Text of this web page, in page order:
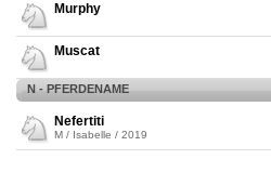
Murphy
Muscat
N - PFERDENAME
Nefertiti
M / Isabelle / 2019